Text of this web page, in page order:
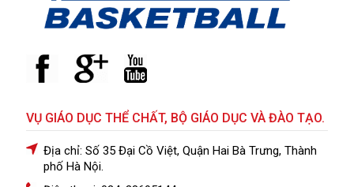
VỤ GIÁO DỤC THỂ CHẤT, BỘ GIÁO DỤC VÀ ĐÀO TẠO.
Địa chỉ: Số 35 Đại Cồ Việt, Quận Hai Bà Trưng, Thành
phố Hà Nội.